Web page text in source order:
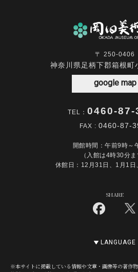
〒 250-0406
神奈川県足柄下郡箱根町
google map
TEL： 0460-87-
FAX : 0460-87-
開館時間：午前9時～
（入館は4時30分ま
休館日：12月31日、1月1日
SHARE
LANGUAGE
※本サイトに掲載している情報や文章・画像等の著作